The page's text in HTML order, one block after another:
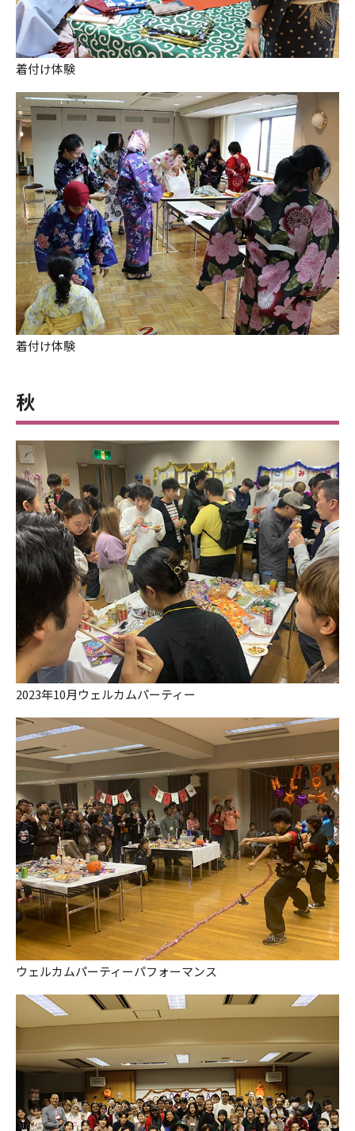
着付け体験
着付け体験
秋
2023年10月ウェルカムパーティー
ウェルカムパーティーパフォーマンス